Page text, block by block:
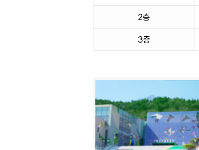
을
고
순
서
로
2층
3층